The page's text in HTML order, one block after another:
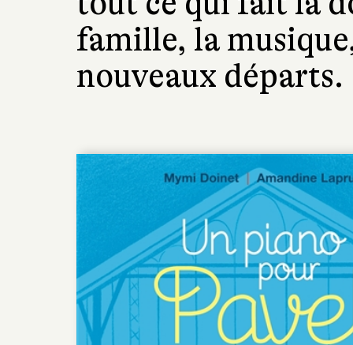
famille, la
nouveaux départs.